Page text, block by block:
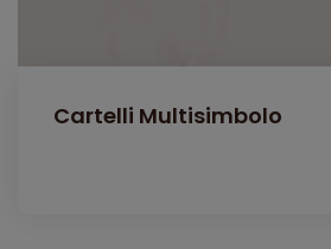
Cartelli Multisimbolo